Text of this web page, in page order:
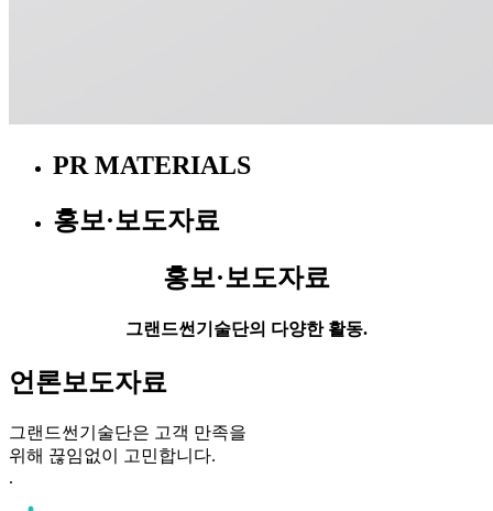
PR MATERIALS
홍보·보도자료
홍보·보도자료
그랜드썬기술단의 다양한 활동.
언론보도자료
그랜드썬기술단은 고객 만족을
위해 끊임없이 고민합니다.
.